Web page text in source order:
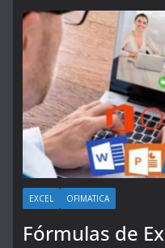
EXCEL OFIMATICA
Fórmulas de